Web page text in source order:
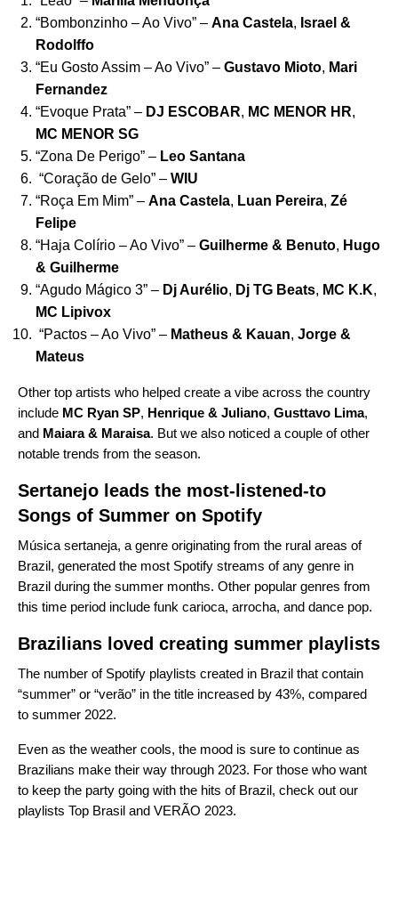
“Bombonzinho – Ao Vivo” – Ana Castela, Israel &
Rodolffo
“Eu Gosto Assim – Ao Vivo” – Gustavo Mioto, Mari
Fernandez
“Evoque Prata” – DJ ESCOBAR, MC MENOR HR,
MC MENOR SG
“Zona De Perigo” – Leo Santana
“Coração de Gelo” – WIU
“Roça Em Mim” – Ana Castela, Luan Pereira, Zé
Felipe
“Haja Colírio – Ao Vivo” – Guilherme & Benuto, Hugo
& Guilherme
“Agudo Mágico 3” – Dj Aurélio, Dj TG Beats, MC K.K,
MC Lipivox
“Pactos – Ao Vivo” – Matheus & Kauan, Jorge &
Mateus
Other top artists who helped create a vibe across the country
include MC Ryan SP, Henrique & Juliano, Gusttavo Lima,
and Maiara & Maraisa. But we also noticed a couple of other
notable trends from the season.
Sertanejo leads the most-listened-to
Songs of Summer on Spotify
Música sertaneja, a genre originating from the rural areas of
Brazil, generated the most Spotify streams of any genre in
Brazil during the summer months. Other popular genres from
this time period include funk carioca, arrocha, and dance pop.
Brazilians loved creating summer playlists
The number of Spotify playlists created in Brazil that contain
“summer” or “verão” in the title increased by 43%, compared
to summer 2022.
Even as the weather cools, the mood is sure to continue as
Brazilians make their way through 2023. For those who want
to keep the party going with the hits of Brazil, check out our
playlists Top Brasil and VERÃO 2023.